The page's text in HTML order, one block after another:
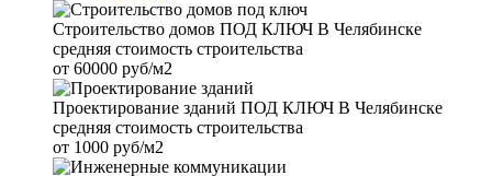
Строительство домов ПОД КЛЮЧ В Челябинске
средняя стоимость строительства
от 60000 руб/м2
Проектирование зданий ПОД КЛЮЧ В Челябинске
средняя стоимость строительства
от 1000 руб/м2